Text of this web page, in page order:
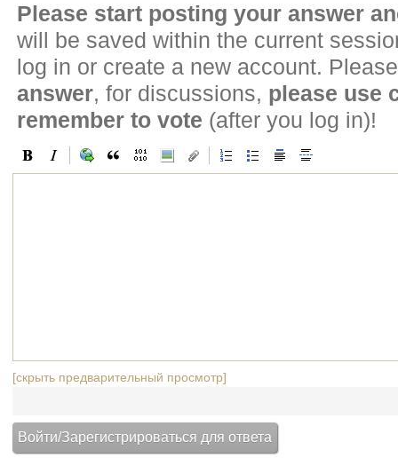
Please start posting your answer
will be saved within the current
log in or create a new account.
answer, for discussions, please use
remember to vote (after you log in)!
[скрыть предварительный просмотр]